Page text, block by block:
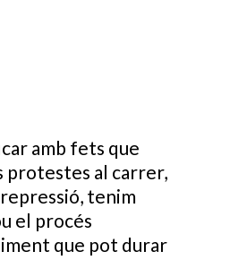
amb fets que
protestes al carrer,
tenim
el procés
que pot durar